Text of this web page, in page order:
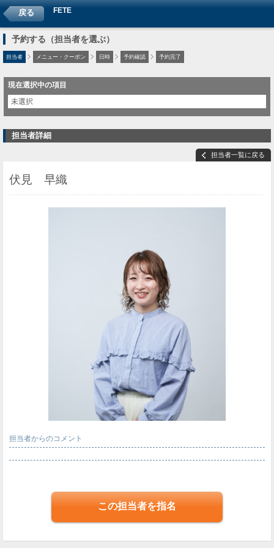
戻る FETE
予約する（担当者を選ぶ）
担当者 メニュー・クーポン 日時 予約確認 予約完了
現在選択中の項目
未選択
担当者詳細
担当者一覧に戻る
伏見 早織
担当者からのコメント
この担当者を指名